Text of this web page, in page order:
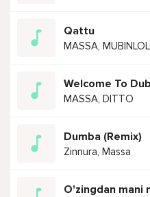
Qattu
MASSA,
Welcome To
MASSA, DITTO
Dumba (Remix)
Zinnura, Massa
O'zingdan mani